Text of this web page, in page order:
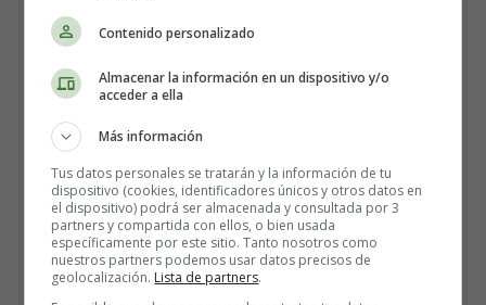
cubos
1 cucharadita de extracto de vainilla
1 cucharada de nata (o más si es necesario)
Nueces picadas (opcional)
Contenido personalizado
Almacenar la información en un dispositivo y/o
acceder a ella
Más información
Tus datos personales se tratarán y la información de tu
dispositivo (cookies, identificadores únicos y otros datos en
el dispositivo) podrá ser almacenada y consultada por 3
partners y compartida con ellos, o bien usada
específicamente por este sitio. Tanto nosotros como
nuestros partners podemos usar datos precisos de
geolocalización. Lista de partners.